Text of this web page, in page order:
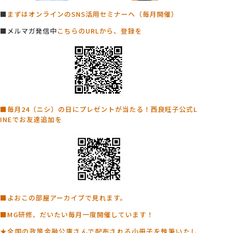
■ まずはオンラインのSNS活用セミナーへ（毎月開催）
■メルマガ発信中こちらのURLから、登録を
■毎月24（ニシ）の日にプレゼントが当たる！西良旺子公式L
INEでお友達追加を
■よおこの部屋アーカイブで見れます。
■MG研修、だいたい毎月一度開催しています！